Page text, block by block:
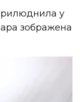
у
зображена